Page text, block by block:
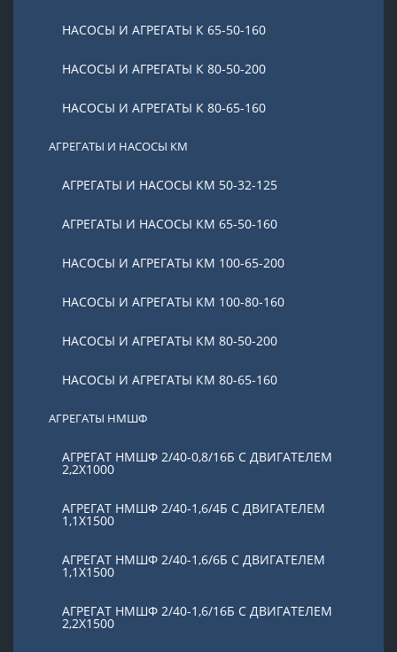
НАСОСЫ И АГРЕГАТЫ К 65-50-160
НАСОСЫ И АГРЕГАТЫ К 80-50-200
НАСОСЫ И АГРЕГАТЫ К 80-65-160
АГРЕГАТЫ И НАСОСЫ КМ
АГРЕГАТЫ И НАСОСЫ КМ 50-32-125
АГРЕГАТЫ И НАСОСЫ КМ 65-50-160
НАСОСЫ И АГРЕГАТЫ КМ 100-65-200
НАСОСЫ И АГРЕГАТЫ КМ 100-80-160
НАСОСЫ И АГРЕГАТЫ КМ 80-50-200
НАСОСЫ И АГРЕГАТЫ КМ 80-65-160
АГРЕГАТЫ НМШФ
АГРЕГАТ НМШФ 2/40-0,8/16Б С ДВИГАТЕЛЕМ
2,2Х1000
АГРЕГАТ НМШФ 2/40-1,6/4Б С ДВИГАТЕЛЕМ
1,1Х1500
АГРЕГАТ НМШФ 2/40-1,6/6Б С ДВИГАТЕЛЕМ
1,1Х1500
АГРЕГАТ НМШФ 2/40-1,6/16Б С ДВИГАТЕЛЕМ
2,2Х1500